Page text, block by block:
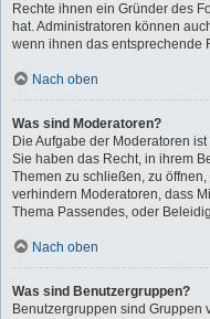
Rechte ihnen ein Gründer des
hat. Administratoren können
wenn ihnen das entsprechende
Nach oben
Was sind Moderatoren?
Die Aufgabe der Moderatoren
Sie haben das Recht, in ihrem
Themen zu schließen, zu
verhindern Moderatoren, dass
Thema Passendes, oder
Nach oben
Was sind Benutzergruppen?
Benutzergruppen sind Gruppen